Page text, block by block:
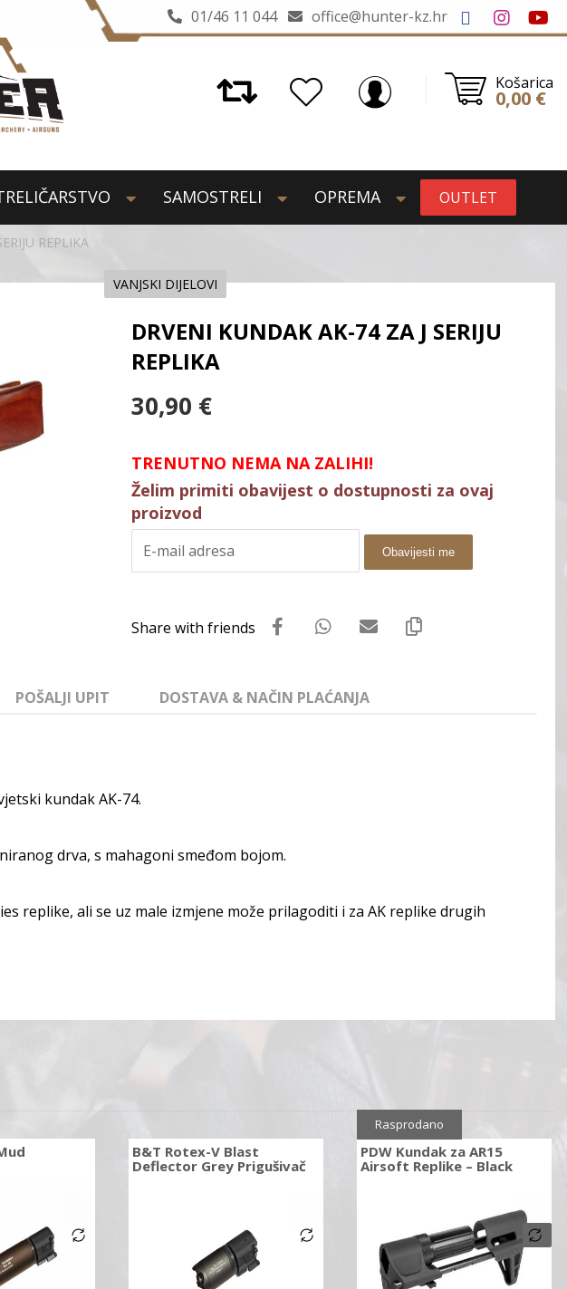
office@hunter-kz.hr
01/46 11 044
Košarica
0,00 €
SAMOSTRELI OPREMA OUTLET
REPLIKA
VANJSKI DIJELOVI
DRVENI KUNDAK AK-74 ZA J SERIJU
REPLIKA
30,90 €
TRENUTNO NEMA NA ZALIHI!
Želim primiti obavijest o dostupnosti za ovaj
proizvod
Obavijesti me
POŠALJI UPIT DOSTAVA & NAČIN PLAĆANJA
kundak AK-74.
drva, s mahagoni smeđom bojom.
replike, ali se uz male izmjene može prilagoditi i za AK replike drugih
B&T Rotex-V Blast
Deflector Grey Prigušivač
PDW Kundak za AR15
Airsoft Replike – Black
Rasprodano